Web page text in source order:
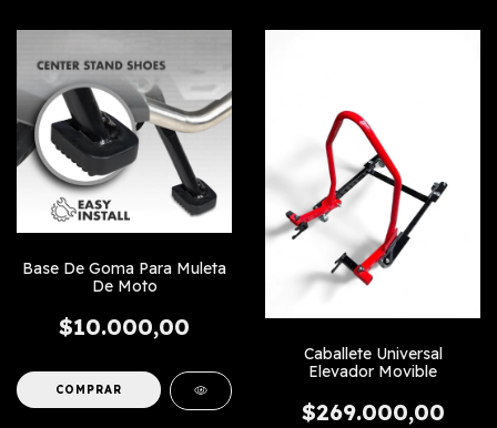
Base De Goma Para Muleta
De Moto
$10.000,00
Caballete Universal
Elevador Movible
$269.000,00